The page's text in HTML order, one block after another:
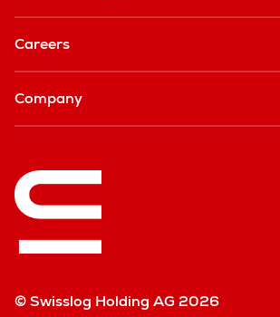
Careers
Company
© Swisslog Holding AG 2026